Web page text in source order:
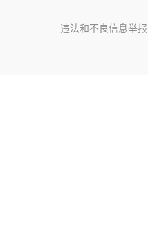
违法和不良信息举